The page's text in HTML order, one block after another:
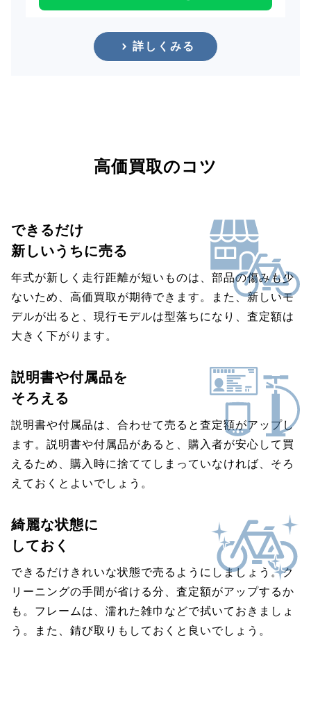
詳しくみる
高価買取のコツ
できるだけ
新しいうちに売る
年式が新しく走行距離が短いものは、部品の傷みも少
ないため、高価買取が期待できます。また、新しいモ
デルが出ると、現行モデルは型落ちになり、査定額は
大きく下がります。
説明書や付属品を
そろえる
説明書や付属品は、合わせて売ると査定額がアップし
ます。説明書や付属品があると、購入者が安心して買
えるため、購入時に捨ててしまっていなければ、そろ
えておくとよいでしょう。
綺麗な状態に
しておく
できるだけきれいな状態で売るようにしましょう。ク
リーニングの手間が省ける分、査定額がアップするか
も。フレームは、濡れた雑巾などで拭いておきましょ
う。また、錆び取りもしておくと良いでしょう。